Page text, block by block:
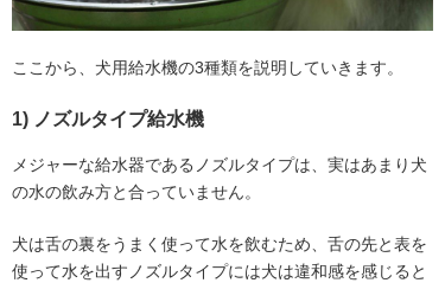
ここから、犬用給水機の3種類を説明していきます。
1) ノズルタイプ給水機
メジャーな給水器であるノズルタイプは、実はあまり犬
の水の飲み方と合っていません。
犬は舌の裏をうまく使って水を飲むため、舌の先と表を
使って水を出すノズルタイプには犬は違和感を感じると